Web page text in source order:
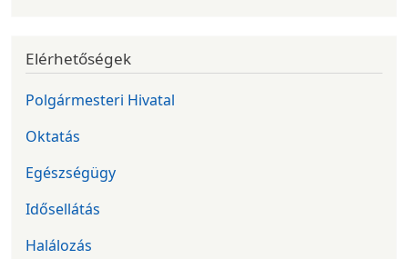
Elérhetőségek
Polgármesteri Hivatal
Oktatás
Egészségügy
Idősellátás
Halálozás